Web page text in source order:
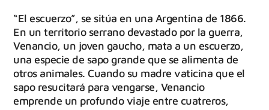
“El escuerzo”, se sitúa en una Argentina de 1866.
En un territorio serrano devastado por la guerra,
Venancio, un joven gaucho, mata a un escuerzo,
una especie de sapo grande que se alimenta de
otros animales. Cuando su madre vaticina que el
sapo resucitará para vengarse, Venancio
emprende un profundo viaje entre cuatreros,